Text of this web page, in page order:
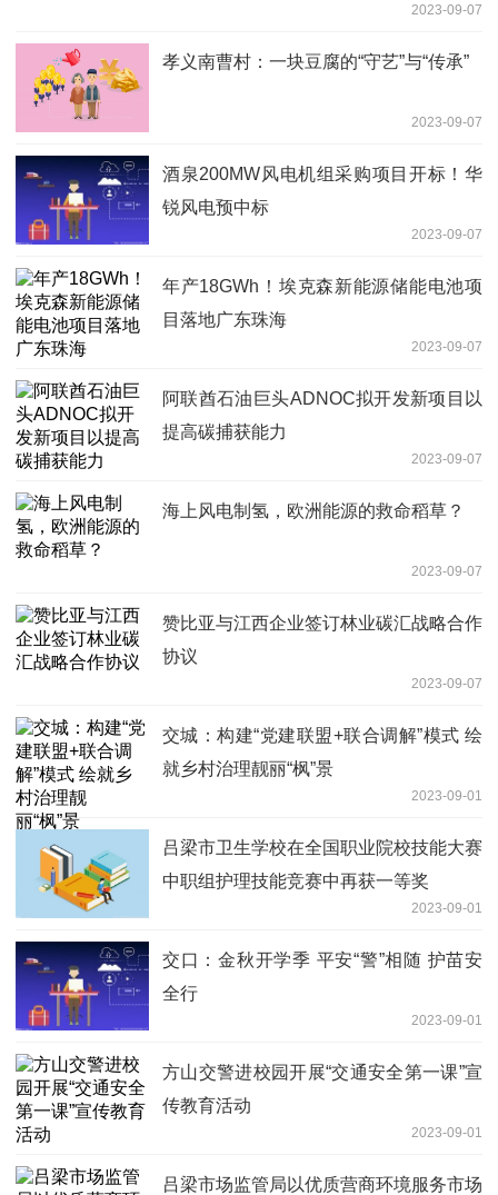
2023-09-07
孝义南曹村：一块豆腐的“守艺”与“传承”
2023-09-07
酒泉200MW风电机组采购项目开标！华
锐风电预中标
2023-09-07
年产18GWh！埃克森新能源储能电池项
目落地广东珠海
2023-09-07
阿联酋石油巨头ADNOC拟开发新项目以
提高碳捕获能力
2023-09-07
海上风电制氢，欧洲能源的救命稻草？
2023-09-07
赞比亚与江西企业签订林业碳汇战略合作
协议
2023-09-07
交城：构建“党建联盟+联合调解”模式 绘
就乡村治理靓丽“枫”景
2023-09-01
吕梁市卫生学校在全国职业院校技能大赛
中职组护理技能竞赛中再获一等奖
2023-09-01
交口：金秋开学季 平安“警”相随 护苗安
全行
2023-09-01
方山交警进校园开展“交通安全第一课”宣
传教育活动
2023-09-01
吕梁市场监管局以优质营商环境服务市场